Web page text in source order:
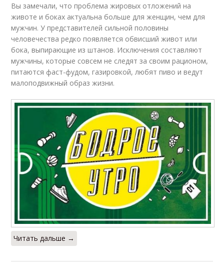
Зарядка для
похудения
Вы замечали, что проблема жировых отложений на
животе и боках актуальна больше для женщин, чем для
мужчин. У представителей сильной половины
человечества редко появляется обвисший живот или
бока, выпирающие из штанов. Исключения составляют
мужчины, которые совсем не следят за своим рационом,
питаются фаст-фудом, газировкой, любят пиво и ведут
малоподвижный образ жизни.
Читать дальше →